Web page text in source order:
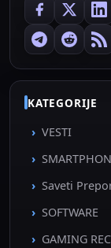
KATEGORIJE
VESTI
Saveti
SOFTWARE
GAMING